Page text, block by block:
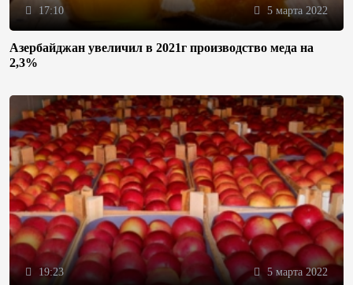
17:10 5 марта 2022
Азербайджан увеличил в 2021г производство меда на
2,3%
19:23 5 марта 2022